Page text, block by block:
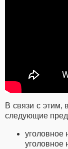
В связи с этим,
следующие
уголовное
уголовное